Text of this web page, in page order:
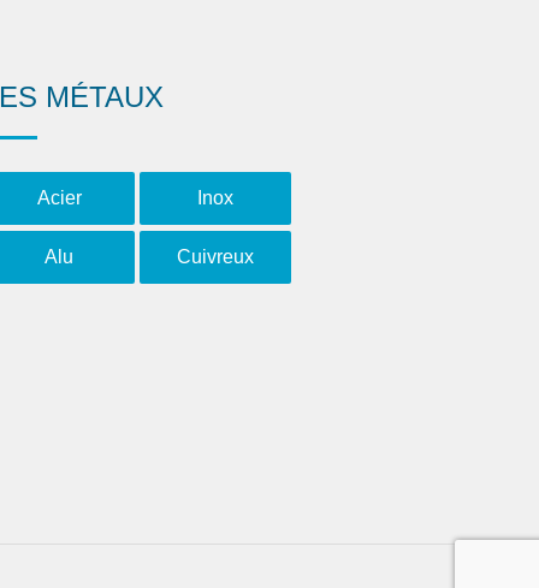
MÉTAUX
Acier Inox
Alu Cuivreux